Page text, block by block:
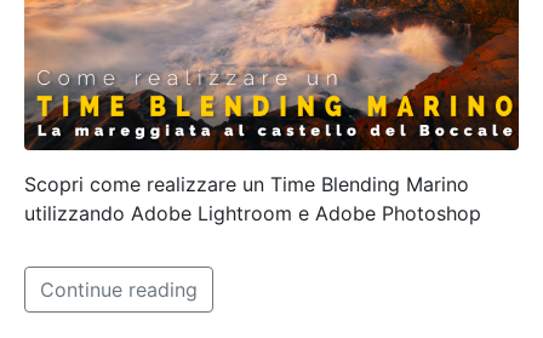
Scopri come realizzare un Time Blending Marino
utilizzando Adobe Lightroom e Adobe Photoshop
Continue reading